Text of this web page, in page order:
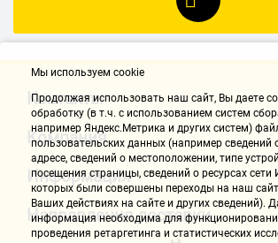
Контакты
Компания
Информация
Направления доставки
Мы используем cookie
Продолжая использовать наш cайт, Вы даете
обработку (в т.ч. с использованием систем
например Яндекс.Метрика и других систем)
пользовательских данных (например сведений
адресе, сведений о местоположении, типе
посещения страницы, сведений о ресурсах сети
которых были совершены переходы на наш
Ваших действиях на сайте и других сведений).
информация необходима для
проведения ретаргетинга и статистических